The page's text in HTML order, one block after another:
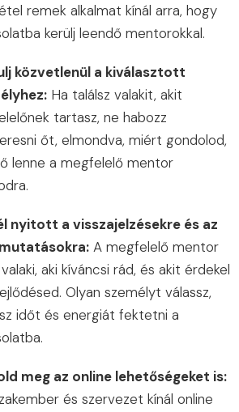
remek alkalmat kínál arra, hogy
kerülj leendő mentorokkal.
közvetlenül a kiválasztott
Ha találsz valakit, akit
tartasz, ne habozz
őt, elmondva, miért gondolod,
lenne a megfelelő mentor
nyitott a visszajelzésekre és az
A megfelelő mentor
aki kíváncsi rád, és akit érdekel
Olyan személyt válassz,
időt és energiát fektetni a
meg az online lehetőségeket is:
és szervezet kínál online